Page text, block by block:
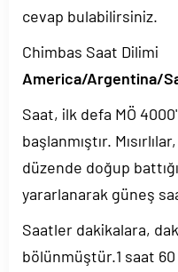
cevap bulabilirsiniz.
Chimbas Saat Dilimi
America/Argentina/
Saat, ilk defa MÖ
başlanmıştır.
düzende doğup
yararlanarak güneş
Saatler dakikalara,
bölünmüştür.1 saat 60